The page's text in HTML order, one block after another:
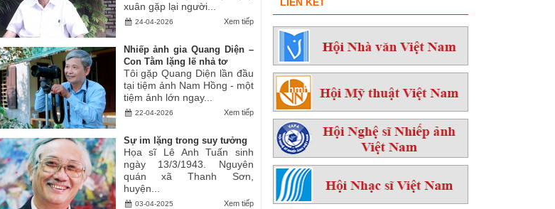
xuân gặp lại người...
Xem tiếp
24-04-2026
Nhiếp ảnh gia Quang Diện –
Con Tằm lặng lẽ nhả tơ
Tôi gặp Quang Diện lần đầu
tại tiệm ảnh Nam Hồng - một
tiệm ảnh lớn ngay...
Xem tiếp
22-04-2026
Sự im lặng trong suy tưởng
Họa sĩ Lê Anh Tuấn sinh
ngày 13/3/1943. Nguyên
quán xã Thanh Sơn,
huyện...
Xem tiếp
03-04-2025